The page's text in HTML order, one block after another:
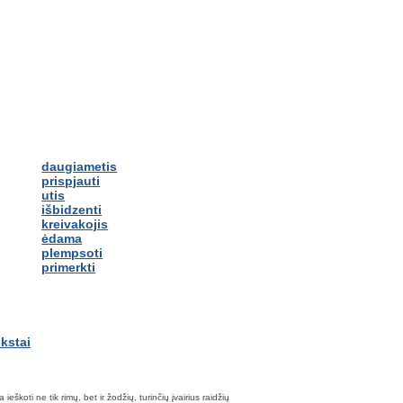
daugiametis
prispjauti
utis
išbidzenti
kreivakojis
ėdama
plempsoti
primerkti
ne tik rimų, bet ir žodžių, turinčių įvairius raidžių